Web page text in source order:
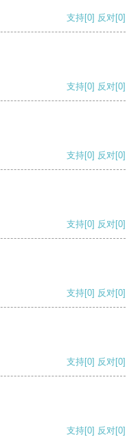
支持[0] 反对[0]
支持[0] 反对[0]
支持[0] 反对[0]
支持[0] 反对[0]
支持[0] 反对[0]
支持[0] 反对[0]
支持[0] 反对[0]